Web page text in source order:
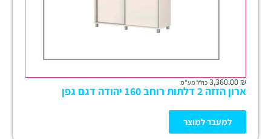
₪ כולל מע"מ
ארון הזזה 2 דלתות רוחב 160 יהודה דגם גפן
למעבר למוצר